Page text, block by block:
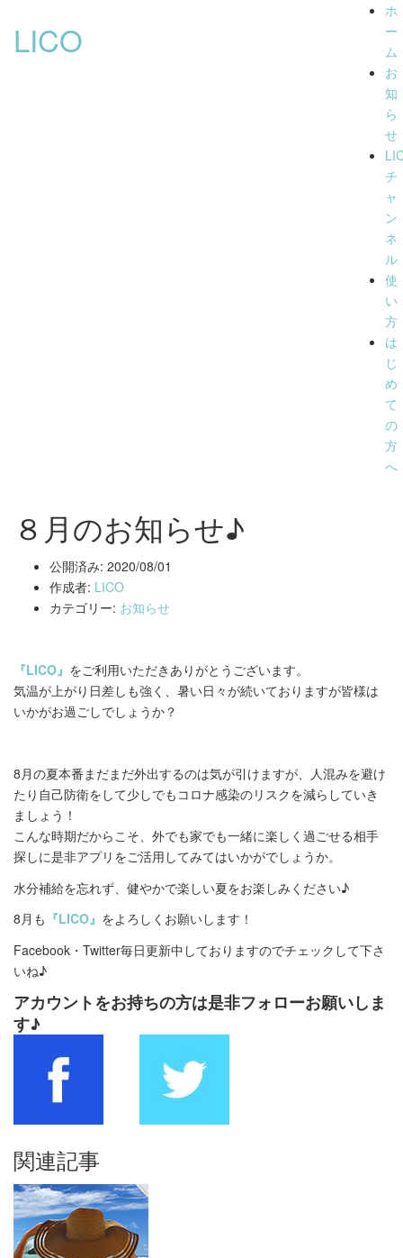
LICO
ホ
ー
ム
お
知
ら
せ
チ
ャ
ン
ネ
ル
使
い
方
は
じ
め
て
の
方
へ
８月のお知らせ♪
公開済み: 2020/08/01
作成者: LICO
カテゴリー: お知らせ
『LICO』 をご利用いただきありがとうございます。
気温が上がり日差しも強く、暑い日々が続いておりますが皆様は
いかがお過ごしでしょうか？
8月の夏本番まだまだ外出するのは気が引けますが、人混みを避け
たり自己防衛をして少しでもコロナ感染のリスクを減らしていき
ましょう！
こんな時期だからこそ、外でも家でも一緒に楽しく過ごせる相手
探しに是非アプリをご活用してみてはいかがでしょうか。
水分補給を忘れず、健やかで楽しい夏をお楽しみください♪
8月も 『LICO』 をよろしくお願いします！
Facebook・Twitter毎日更新中しておりますのでチェックして下さ
いね♪
アカウントをお持ちの方は是非フォローお願いしま
す♪
関連記事